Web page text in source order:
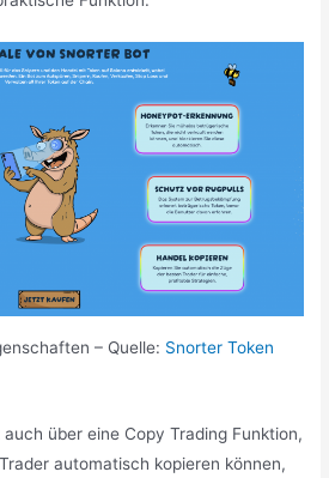
– Quelle: Snorter Token
über eine Copy Trading Funktion,
automatisch kopieren können,